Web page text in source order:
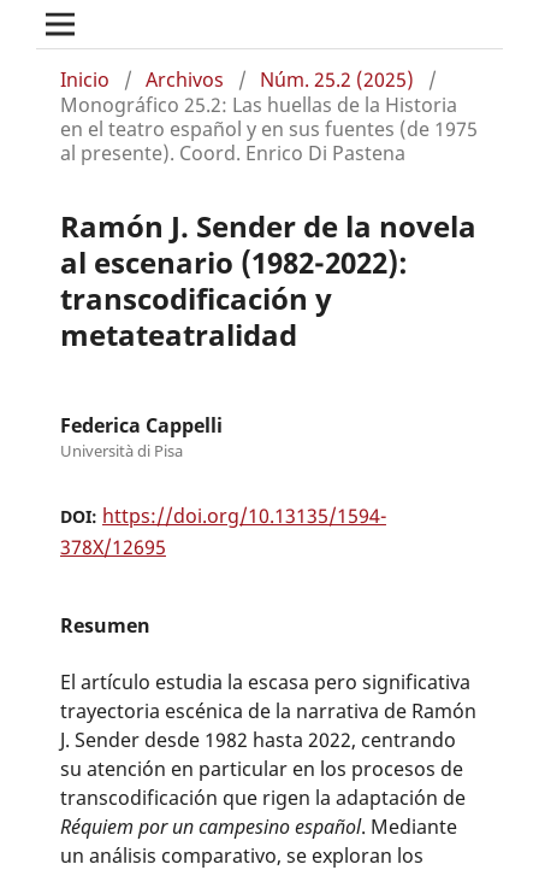
Inicio / Archivos / Núm. 25.2 (2025)
/
Monográfico 25.2: Las huellas de la Historia
en el teatro español y en sus fuentes (de 1975
al presente). Coord. Enrico Di Pastena
Ramón J. Sender de la novela
al escenario (1982-2022):
transcodificación y
metateatralidad
Federica Cappelli
Università di Pisa
DOI: https://doi.org/10.13135/1594-
378X/12695
Resumen
El artículo estudia la escasa pero significativa
trayectoria escénica de la narrativa de Ramón
J. Sender desde 1982 hasta 2022, centrando
su atención en particular en los procesos de
transcodificación que rigen la adaptación de
Réquiem por un campesino español. Mediante
un análisis comparativo, se exploran los